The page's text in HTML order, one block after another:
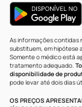
As informações contidas
substituem, em hipótese
Somente o médico está
tratamento adequado.
disponibilidade de
pode levar até dois dias
OS PREÇOS